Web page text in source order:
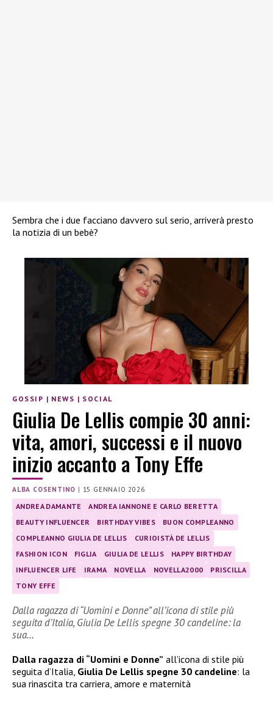
Sembra che i due facciano davvero sul serio, arriverà presto
la notizia di un bebè?
GOSSIP | NEWS | SOCIAL
Giulia De Lellis compie 30 anni:
vita, amori, successi e il nuovo
inizio accanto a Tony Effe
ALBA COSENTINO | 15 GENNAIO 2026
ANDREA DAMANTE
ANDREA IANNONE E CARLO BERETTA
BEAUTY INFLUENCER
BIRTHDAY VIBES
BUON COMPLEANNO
COMPLEANNO GIULIA DE LELLIS
CURIOISTÀ DE LELLIS
FASHION ICON
FIGLIA GIULIA DE LELLIS
HAPPY BIRTHDAY
INFLUENCER LIFE
IRAMA NOVELLA NOVELLA2000
PRISCILLA
TONY EFFE
Dalla ragazza di “Uomini e Donne” all’icona di stile più
seguita d’Italia, Giulia De Lellis spegne 30 candeline: la
sua…
Dalla ragazza di “Uomini e Donne” all’icona di stile più
seguita d’Italia, Giulia De Lellis spegne 30 candeline: la
sua rinascita tra carriera, amore e maternità